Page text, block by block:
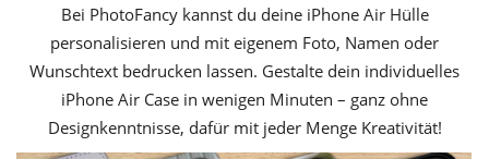
Bei PhotoFancy kannst du deine iPhone Air Hülle
personalisieren und mit eigenem Foto, Namen oder
Wunschtext bedrucken lassen. Gestalte dein individuelles
iPhone Air Case in wenigen Minuten – ganz ohne
Designkenntnisse, dafür mit jeder Menge Kreativität!